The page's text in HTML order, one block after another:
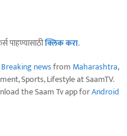
पाहण्यासाठीक्लिक करा.
Breaking newsfrom Maharashtra,
Sports, Lifestyle at SaamTV.
the Saam Tv app forAndroid